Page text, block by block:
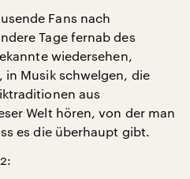
Fans nach
Tage fernab des
wiedersehen,
Musik schwelgen, die
aus
Welt hören, von der man
es die überhaupt gibt.